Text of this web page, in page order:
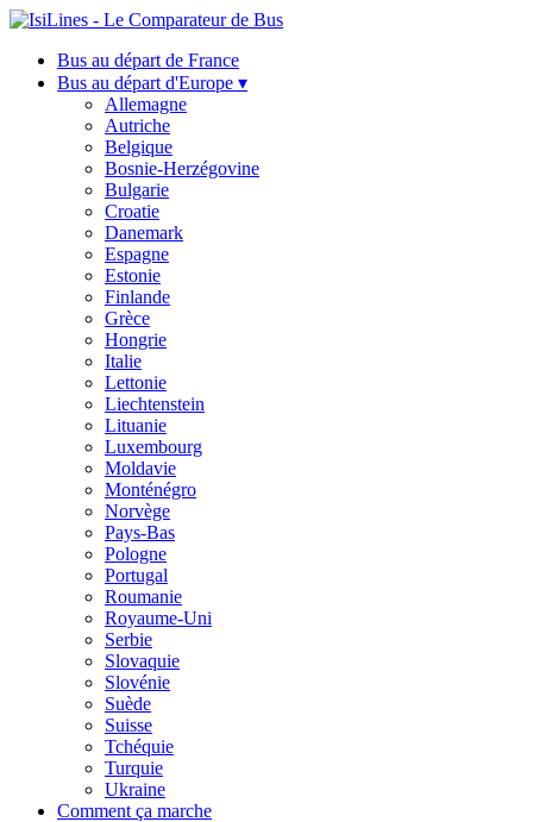
Bus au départ de France
Bus au départ d'Europe ▾
Allemagne
Autriche
Belgique
Bosnie-Herzégovine
Bulgarie
Croatie
Danemark
Espagne
Estonie
Finlande
Grèce
Hongrie
Italie
Lettonie
Liechtenstein
Lituanie
Luxembourg
Moldavie
Monténégro
Norvège
Pays-Bas
Pologne
Portugal
Roumanie
Royaume-Uni
Serbie
Slovaquie
Slovénie
Suède
Suisse
Tchéquie
Turquie
Ukraine
Comment ça marche